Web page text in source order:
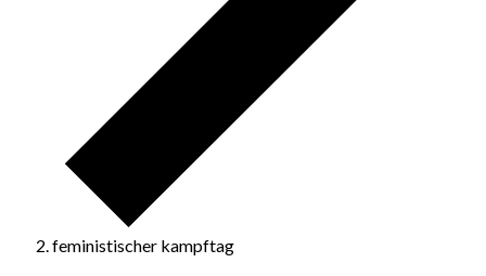
feministischer kampftag